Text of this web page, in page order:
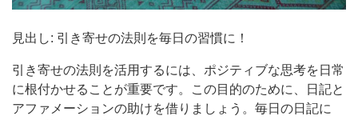
見出し: 引き寄せの法則を毎日の習慣に！
引き寄せの法則を活用するには、ポジティブな思考を日常
に根付かせることが重要です。この目的のために、日記と
アファメーションの助けを借りましょう。毎日の日記に